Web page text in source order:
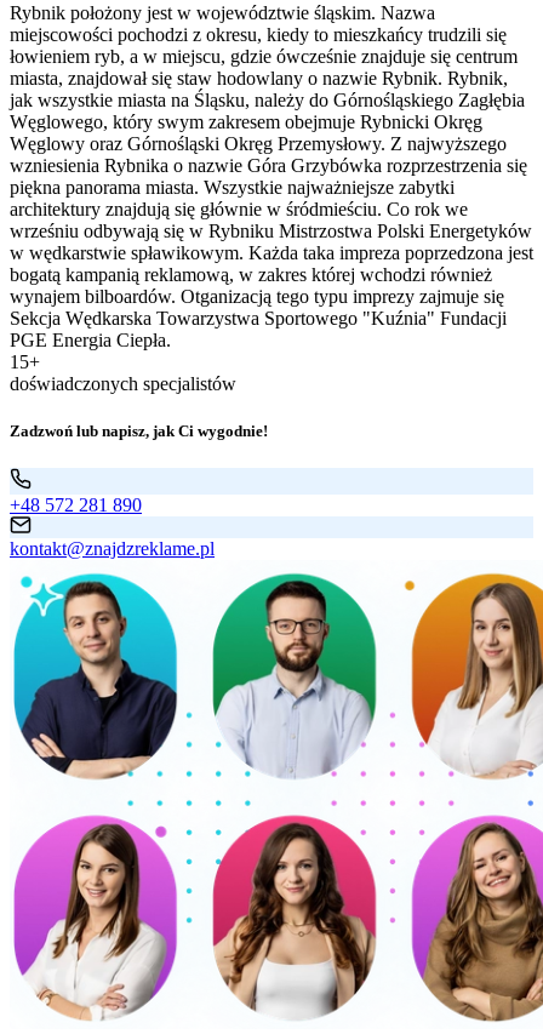
Rybnik położony jest w województwie śląskim. Nazwa
miejscowości pochodzi z okresu, kiedy to mieszkańcy trudzili się
łowieniem ryb, a w miejscu, gdzie ówcześnie znajduje się centrum
miasta, znajdował się staw hodowlany o nazwie Rybnik. Rybnik,
jak wszystkie miasta na Śląsku, należy do Górnośląskiego Zagłębia
Węglowego, który swym zakresem obejmuje Rybnicki Okręg
Węglowy oraz Górnośląski Okręg Przemysłowy. Z najwyższego
wzniesienia Rybnika o nazwie Góra Grzybówka rozprzestrzenia się
piękna panorama miasta. Wszystkie najważniejsze zabytki
architektury znajdują się głównie w śródmieściu. Co rok we
wrześniu odbywają się w Rybniku Mistrzostwa Polski Energetyków
w wędkarstwie spławikowym. Każda taka impreza poprzedzona jest
bogatą kampanią reklamową, w zakres której wchodzi również
wynajem bilboardów. Otganizacją tego typu imprezy zajmuje się
Sekcja Wędkarska Towarzystwa Sportowego "Kuźnia" Fundacji
PGE Energia Ciepła.
15+
doświadczonych specjalistów
Zadzwoń lub napisz, jak Ci wygodnie!
+48 572 281 890
kontakt@znajdzreklame.pl